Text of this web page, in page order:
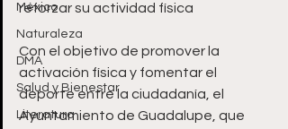
México
Naturaleza
DMA
Salud y Bienestar
Literatura
reforzar su actividad física
Con el objetivo de promover la
activación física y fomentar el
deporte entre la ciudadanía, el
Ayuntamiento de Guadalupe, que